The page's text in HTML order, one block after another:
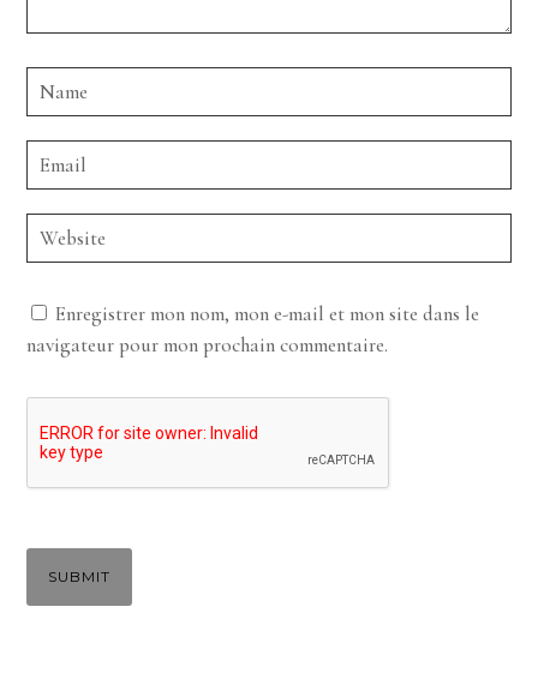
Enregistrer mon nom, mon e-mail et mon site dans le
navigateur pour mon prochain commentaire.